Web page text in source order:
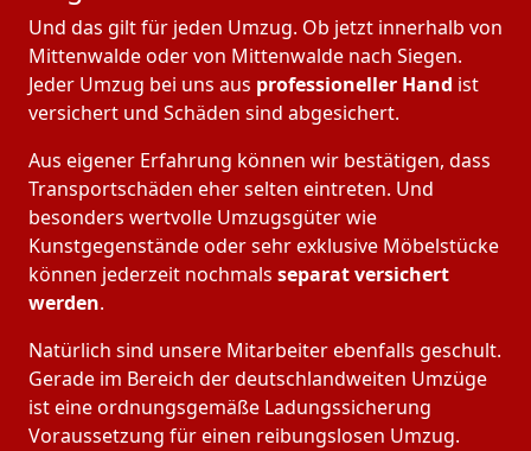
Und das gilt für jeden Umzug. Ob jetzt innerhalb von
Mittenwalde oder von Mittenwalde nach Siegen.
Jeder Umzug bei uns aus professioneller Hand ist
versichert und Schäden sind abgesichert.
Aus eigener Erfahrung können wir bestätigen, dass
Transportschäden eher selten eintreten. Und
besonders wertvolle Umzugsgüter wie
Kunstgegenstände oder sehr exklusive Möbelstücke
können jederzeit nochmals separat versichert
werden.
Natürlich sind unsere Mitarbeiter ebenfalls geschult.
Gerade im Bereich der deutschlandweiten Umzüge
ist eine ordnungsgemäße Ladungssicherung
Voraussetzung für einen reibungslosen Umzug.